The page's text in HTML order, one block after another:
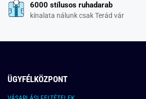
6000 stílusos ruhadarab
kínalata nálunk csak Terád vár
ÜGYFÉLKÖZPONT